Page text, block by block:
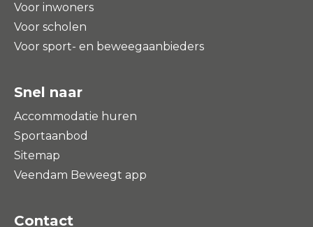
Voor inwoners
Voor scholen
Voor sport- en beweegaanbieders
Snel naar
Accommodatie huren
Sportaanbod
Sitemap
Veendam Beweegt app
Contact